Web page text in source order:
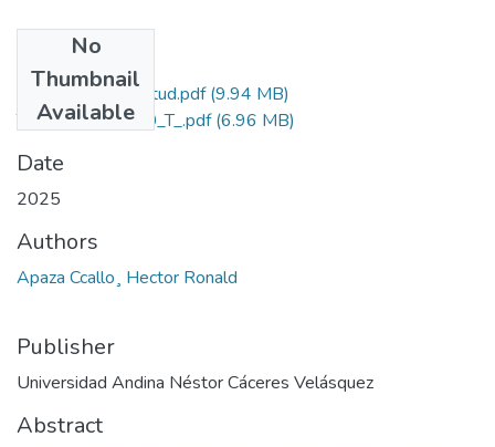
No
Thumbnail
Available
Grado de Similitud.pdf(9.94 MB)
T036_74526010_T_.pdf(6.96 MB)
Date
2025
Authors
Apaza Ccallo¸ Hector Ronald
Publisher
Universidad Andina Néstor Cáceres Velásquez
Abstract